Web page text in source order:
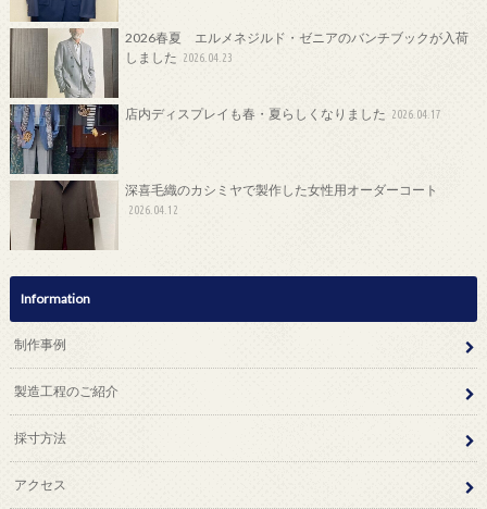
2026春夏 エルメネジルド・ゼニアのバンチブックが入荷
しました 2026.04.23
店内ディスプレイも春・夏らしくなりました 2026.04.17
深喜毛織のカシミヤで製作した女性用オーダーコート
2026.04.12
Information
制作事例
製造工程のご紹介
採寸方法
アクセス